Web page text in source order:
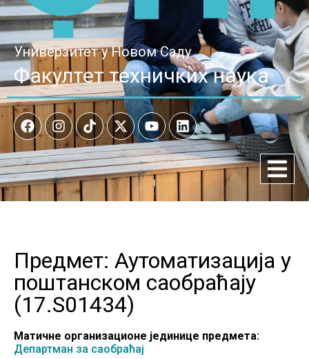
Универзитет у Новом Саду
Факултет техничких наука
Предмет: Аутоматизација у
поштанском саобраћају
(17.S01434)
Матичне организационе јединице предмета:
Департман за саобраћај